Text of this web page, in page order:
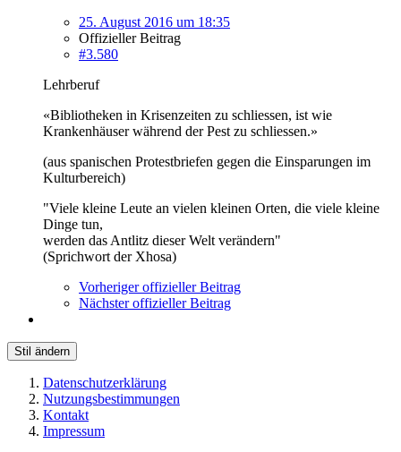
25. August 2016 um 18:35
Offizieller Beitrag
#3.580
Lehrberuf
«Bibliotheken in Krisenzeiten zu schliessen, ist wie
Krankenhäuser während der Pest zu schliessen.»
(aus spanischen Protestbriefen gegen die Einsparungen im
Kulturbereich)
"Viele kleine Leute an vielen kleinen Orten, die viele kleine
Dinge tun,
werden das Antlitz dieser Welt verändern"
(Sprichwort der Xhosa)
Vorheriger offizieller Beitrag
Nächster offizieller Beitrag
Stil ändern
Datenschutzerklärung
Nutzungsbestimmungen
Kontakt
Impressum